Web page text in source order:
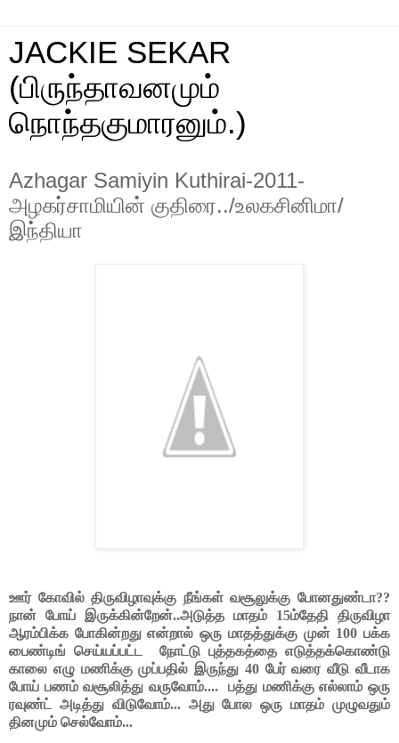
JACKIE SEKAR
(பிருந்தாவனமும்
நொந்தகுமாரனும்.)
Azhagar Samiyin Kuthirai-2011-
அழகர்சாமியின் குதிரை../உலகசினிமா/
இந்தியா
ஊர் கோவில் திருவிழாவுக்கு நீங்கள் வசூலுக்கு போனதுண்டா??
நான் போய் இருக்கின்றேன்..அடுத்த மாதம் 15ம்தேதி திருவிழா
ஆரம்பிக்க போகின்றது என்றால் ஒரு மாதத்துக்கு முன் 100 பக்க
பைண்டிங் செய்யப்பட்ட
நோட்டு புத்தகத்தை எடுத்தக்கொண்டு
காலை எழு மணிக்கு முப்பதில் இருந்து 40 பேர் வரை வீடு வீடாக
போய் பணம் வசூலித்து வருவோம்....
பத்து மணிக்கு எல்லாம் ஒரு
ரவுண்ட் அடித்து விடுவோம்... அது போல ஒரு மாதம் முழுவதும்
தினமும் செல்வோம்...